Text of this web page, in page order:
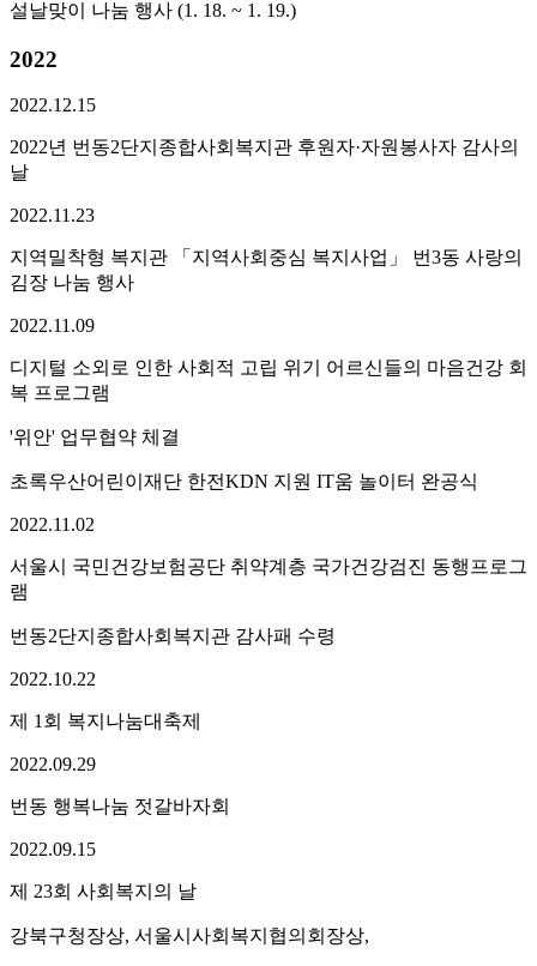
설날맞이 나눔 행사 (1. 18. ~ 1. 19.)
2022
2022.12.15
2022년 번동2단지종합사회복지관 후원자·자원봉사자 감사의
날
2022.11.23
지역밀착형 복지관 「지역사회중심 복지사업」 번3동 사랑의
김장 나눔 행사
2022.11.09
디지털 소외로 인한 사회적 고립 위기 어르신들의 마음건강 회
복 프로그램
'위안' 업무협약 체결
초록우산어린이재단 한전KDN 지원 IT움 놀이터 완공식
2022.11.02
서울시 국민건강보험공단 취약계층 국가건강검진 동행프로그
램
번동2단지종합사회복지관 감사패 수령
2022.10.22
제 1회 복지나눔대축제
2022.09.29
번동 행복나눔 젓갈바자회
2022.09.15
제 23회 사회복지의 날
강북구청장상, 서울시사회복지협의회장상,